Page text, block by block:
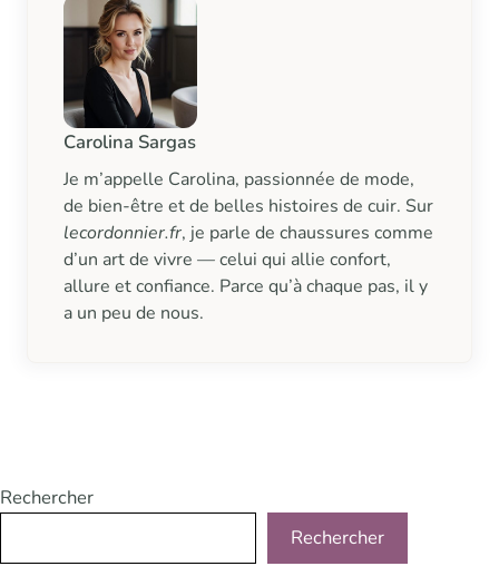
Carolina Sargas
Je m’appelle Carolina, passionnée de mode,
de bien-être et de belles histoires de cuir. Sur
lecordonnier.fr, je parle de chaussures comme
d’un art de vivre — celui qui allie confort,
allure et confiance. Parce qu’à chaque pas, il y
a un peu de nous.
Rechercher
Rechercher